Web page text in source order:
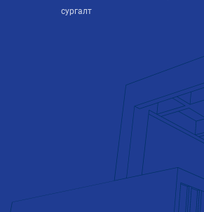
сургалт